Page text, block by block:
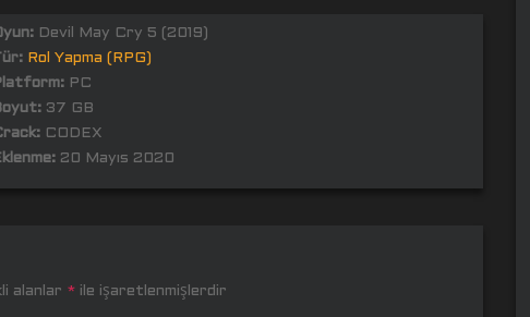
Devil May Cry 5 (2019)
Rol Yapma (RPG)
PC
37 GB
CODEX
20 Mayıs 2020
alanlar * ile işaretlenmişlerdir